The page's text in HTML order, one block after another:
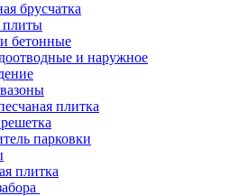
брусчатка
бетонные
и наружное
плитка
парковки
плитка